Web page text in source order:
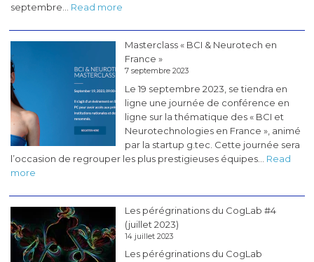
septembre… Read more
pérégrinations
du
CogLab
#5
(novembre
2023)
Masterclass « BCI & Neurotech en
France »
7 septembre 2023
Le 19 septembre 2023, se tiendra en
ligne une journée de conférence en
ligne sur la thématique des « BCI et
Neurotechnologies en France », animé
par la startup g.tec. Cette journée sera
l’occasion de regrouper les plus prestigieuses équipes… Read
more
«
&
Neurotech
en
Les pérégrinations du CogLab #4
(juillet 2023)
14 juillet 2023
Les pérégrinations du CogLab